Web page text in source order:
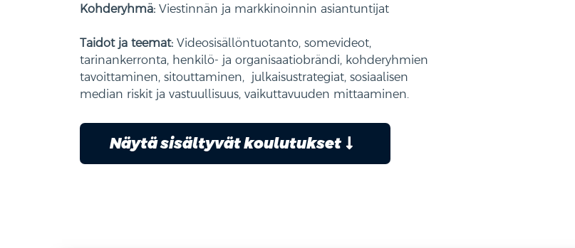
Kohderyhmä: Viestinnän ja markkinoinnin asiantuntijat
Taidot ja teemat: Videosisällöntuotanto, somevideot,
tarinankerronta, henkilö- ja organisaatiobrändi, kohderyhmien
tavoittaminen, sitouttaminen, julkaisustrategiat, sosiaalisen
median riskit ja vastuullisuus, vaikuttavuuden mittaaminen.
Näytä sisältyvät koulutukset